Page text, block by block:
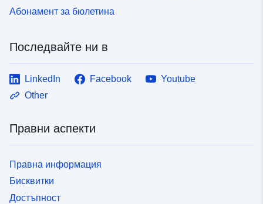
Абонамент за бюлетина
Последвайте ни в
LinkedIn Facebook
Youtube
Other
Правни аспекти
Правна информация
Бисквитки
Достъпност